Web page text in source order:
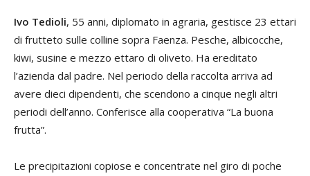
Ivo Tedioli, 55 anni, diplomato in agraria, gestisce 23 ettari
di frutteto sulle colline sopra Faenza. Pesche, albicocche,
kiwi, susine e mezzo ettaro di oliveto. Ha ereditato
l’azienda dal padre. Nel periodo della raccolta arriva ad
avere dieci dipendenti, che scendono a cinque negli altri
periodi dell’anno. Conferisce alla cooperativa “La buona
frutta”.
Le precipitazioni copiose e concentrate nel giro di poche